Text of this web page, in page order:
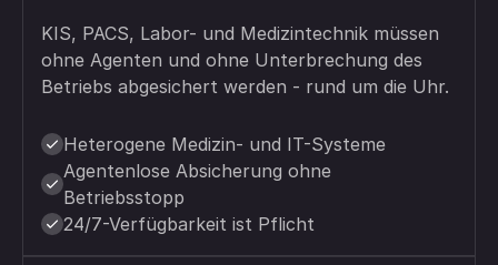
KIS, PACS, Labor- und Medizintechnik müssen
ohne Agenten und ohne Unterbrechung des
Betriebs abgesichert werden - rund um die Uhr.
Heterogene Medizin- und IT-Systeme
Agentenlose Absicherung ohne
Betriebsstopp
24/7-Verfügbarkeit ist Pflicht